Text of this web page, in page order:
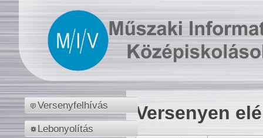
Versenyfelhívás
Lebonyolítás
Versenyen